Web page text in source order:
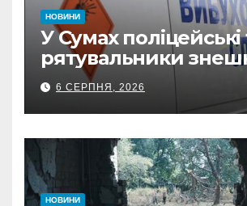
НОВИНИ
У Сумах поліцейські
рятувальники
500-кілограмову
росіян
6 СЕРПНЯ, 2026
НОВИНИ